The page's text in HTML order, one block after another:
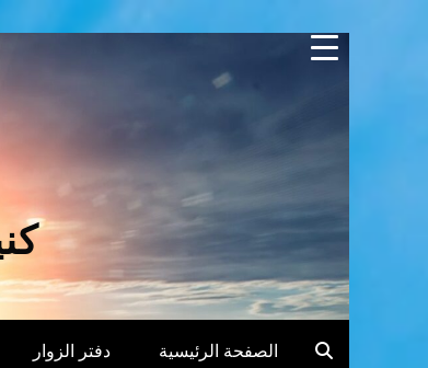
Skip
الصفحة الرئيسية دفتر الزوار